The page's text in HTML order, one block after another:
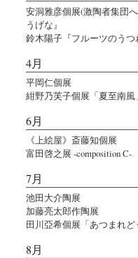
安洞雅彦個展(激陶者集団
うげな』
鈴木陽子『フルーツのうつ
4月
平岡仁個展
紺野乃芙子個展「夏至南風
6月
《上絵屋》斎藤知個展
富田啓之展 -composition C-
7月
池田大介陶展
加藤亮太郎作陶展
田川亞希個展「あつまれど
8月